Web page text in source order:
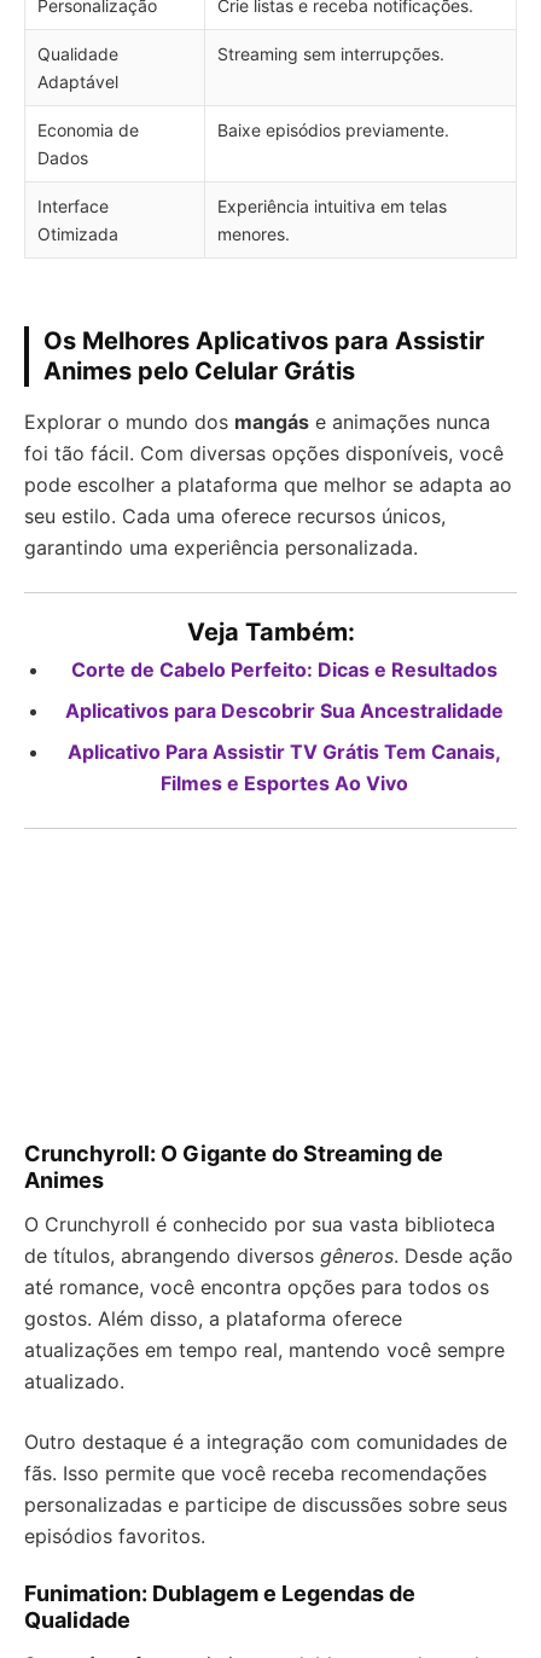
Personalização Crie listas e receba notificações.
Qualidade
Adaptável
Streaming sem interrupções.
Economia de
Dados
Baixe episódios previamente.
Interface
Otimizada
Experiência intuitiva em telas
menores.
Os Melhores Aplicativos para Assistir
Animes pelo Celular Grátis
Explorar o mundo dos mangás e animações nunca
foi tão fácil. Com diversas opções disponíveis, você
pode escolher a plataforma que melhor se adapta ao
seu estilo. Cada uma oferece recursos únicos,
garantindo uma experiência personalizada.
Veja Também:
Corte de Cabelo Perfeito: Dicas e Resultados
Aplicativos para Descobrir Sua Ancestralidade
Aplicativo Para Assistir TV Grátis Tem Canais,
Filmes e Esportes Ao Vivo
Crunchyroll: O Gigante do Streaming de
Animes
O Crunchyroll é conhecido por sua vasta biblioteca
de títulos, abrangendo diversos gêneros. Desde ação
até romance, você encontra opções para todos os
gostos. Além disso, a plataforma oferece
atualizações em tempo real, mantendo você sempre
atualizado.
Outro destaque é a integração com comunidades de
fãs. Isso permite que você receba recomendações
personalizadas e participe de discussões sobre seus
episódios favoritos.
Funimation: Dublagem e Legendas de
Qualidade